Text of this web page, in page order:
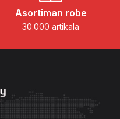
Asortiman robe
30.000 artikala